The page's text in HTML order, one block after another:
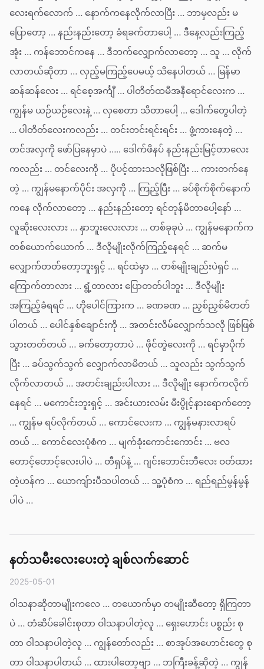
လေးရက်လောက် … နောက်ကနေလိုက်လာပြီး … ဘာမှလည်း မ
ပြောတော့ … နည်းနည်းတော့ ခံရခက်တာပေါ့ … ဒီနေ့လည်းကြည့်
အုံး … ကန်ဘောင်ကနေ … ဒီဘက်လျှောက်လာတော့ … သူ … လိုက်
လာတယ်ဆိုတာ … လှည့်မကြည့်ပေမယ့် သိနေပါတယ် … မြန်မာ
ဆန်ဆန်လေး … ရင်စေ့အင်္ကျီ … ပါတိတ်ထမီအနီရောင်လေးက …
ကျွန်မ ယဉ်ယဉ်လေးနဲ့ … လှစေတာ သိတာပေါ့ … ဒေါက်တွေပါတဲ့
… ပါတိတ်လေးကလည်း … တင်းတင်းရင်းရင်း … ဖွံ့ကားနေတဲ့ …
တင်အလှကို ဖော်ပြနေမှာပဲ ….. ဒေါက်ဖိနပ် နည်းနည်းမြင့်တာလေး
ကလည်း … တင်လေးကို … ပိုပင့်ထားသလိုဖြစ်ပြီး … ကားတက်နေ
တဲ့ … ကျွန်မနောက်ပိုင်း အလှကို … ကြည့်ပြီး … ခပ်စိုက်စိုက်နောက်
ကနေ လိုက်လာတော့ … နည်းနည်းတော့ ရင်တုန်မိတာပေါ့နော် …
လူဆိုးလေးလား … နှာဘူးလေးလား … တစ်ခုခုပဲ … ကျွန်မနောက်က
တစ်ယောက်ယောက် … ဒီလိုမျိုးလိုက်ကြည့်နေရင် … ဆက်မ
လျှောက်တတ်တော့ဘူးရှင့် … ရင်ထဲမှာ … တစ်မျိုးချည်းပဲရှင် …
ကြောက်တာလား … ရွံ့တာလား ပြောတတ်ပါဘူး … ဒီလိုမျိုး
အကြည့်ခံရရင် … ဟိုပေါင်ကြားက … ခဏခဏ … ညှစ်ညှစ်မိတတ်
ပါတယ် … ပေါင်နှစ်ချောင်းကို … အတင်းလိမ်လျှောက်သလို ဖြစ်ဖြစ်
သွားတတ်တယ် … ခက်တော့တာပဲ … ဖိုင်တွဲလေးကို … ရင်မှာပိုက်
ပြီး … ခပ်သွက်သွက် လျှောက်လာမိတယ် … သူလည်း သွက်သွက်
လိုက်လာတယ် … အတင်းချည်းပါလား … ဒီလိုမျိုး နောက်ကလိုက်
နေရင် … မကောင်းဘူးရှင့် … အင်းယားလမ်း မီးပွိုင့်နားရောက်တော့
… ကျွန်မ ရပ်လိုက်တယ် … ကောင်လေးက … ကျွန်မနားလာရပ်
တယ် … ကောင်လေးပုံစံက … မျက်ခုံးကောင်းကောင်း … ဗလ
တောင့်တောင့်လေးပါပဲ … တီရှပ်နဲ့ … ဂျင်းဘောင်းဘီလေး ဝတ်ထား
တဲ့ဟန်က … ယောကျ်ားပီသပါတယ် … သူ့ပုံစံက … ရည်ရည်မွန်မွန်
ပါပဲ …
နတ်သမီးလေးပေးတဲ့ ချစ်လက်ဆောင်
2025-05-01
ဝါသနာဆိုတာမျိုးကလေ … တယောက်မှာ တမျိုးဆီတော့ ရှိကြတာ
ပဲ … တံဆိပ်ခေါင်းစုတာ ဝါသနာပါတဲ့လူ … ရှေးဟောင်း ပစ္စည်း စု
တာ ဝါသနာပါတဲ့လူ … ကျွန်တော်လည်း … စာအုပ်အဟောင်းတွေ စု
တာ ဝါသနာပါတယ် … ထားပါတော့ဗျာ … ဘကြီးခန့်ဆိုတဲ့ … ကျွန်